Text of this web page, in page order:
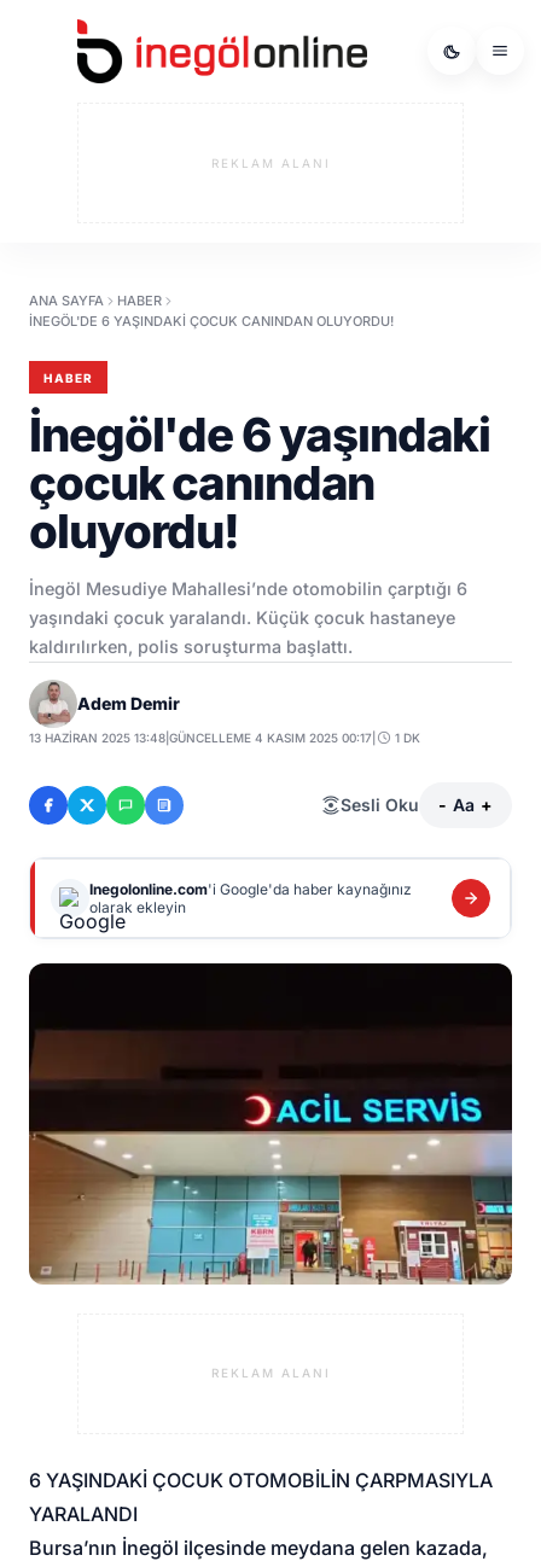
REKLAM ALANI
ANA SAYFA
HABER
İNEGÖL'DE 6 YAŞINDAKI ÇOCUK CANINDAN OLUYORDU!
HABER
İnegöl'de 6 yaşındaki
çocuk canından
oluyordu!
İnegöl Mesudiye Mahallesi’nde otomobilin çarptığı 6
yaşındaki çocuk yaralandı. Küçük çocuk hastaneye
kaldırılırken, polis soruşturma başlattı.
Adem Demir
13 HAZIRAN 2025 13:48 |GÜNCELLEME 4 KASIM 2025 00:17 1 DK
Sesli Oku - Aa +
Inegolonline.com'i Google'da haber kaynağınız
olarak ekleyin
REKLAM ALANI
6 YAŞINDAKİ ÇOCUK OTOMOBİLİN ÇARPMASIYLA
YARALANDI
Bursa’nın İnegöl ilçesinde meydana gelen kazada,